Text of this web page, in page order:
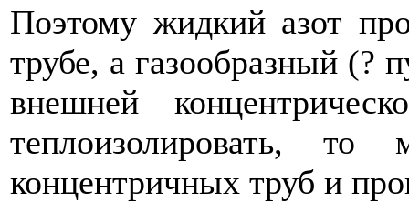
Поэтому жидкий азот
трубе, а газообразный (?
внешней
теплоизолировать, то
концентричных труб и